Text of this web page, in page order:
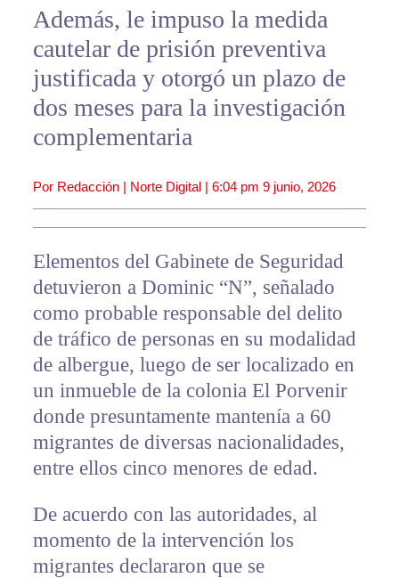
Además, le impuso la medida
cautelar de prisión preventiva
justificada y otorgó un plazo de
dos meses para la investigación
complementaria
Por Redacción | Norte Digital | 6:04 pm 9 junio, 2026
Elementos del Gabinete de Seguridad
detuvieron a Dominic “N”, señalado
como probable responsable del delito
de tráfico de personas en su modalidad
de albergue, luego de ser localizado en
un inmueble de la colonia El Porvenir
donde presuntamente mantenía a 60
migrantes de diversas nacionalidades,
entre ellos cinco menores de edad.
De acuerdo con las autoridades, al
momento de la intervención los
migrantes declararon que se